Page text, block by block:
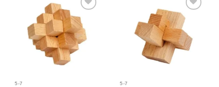
Sačuvaj
proizvod
5-7
Sačuvaj
proizvod
5-7